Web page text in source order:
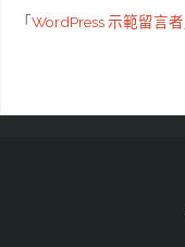
「 WordPress 示範留言者